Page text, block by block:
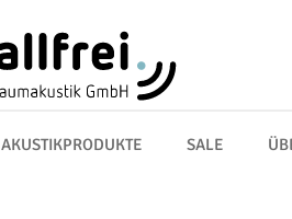
AKUSTIKPRODUKTE SALE